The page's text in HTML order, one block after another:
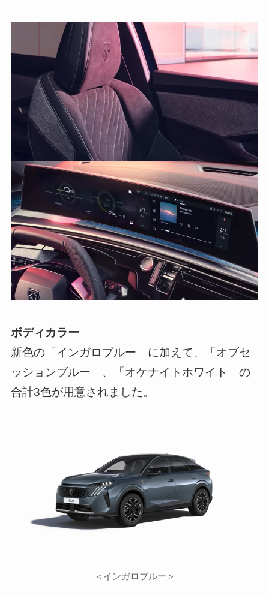
ボディカラー
新色の「インガロブルー」に加えて、「オブセ
ッションブルー」、「オケナイトホワイト」の
合計3色が用意されました。
＜インガロブルー＞